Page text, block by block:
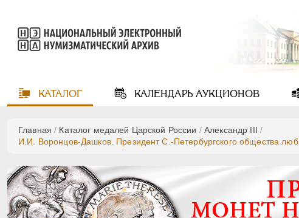
КАТАЛОГ КАЛЕНДАРЬАУКЦИОНОВ
Главная / Каталог медалей Царской России /Александр III /
И.И. Воронцов-Дашков. Президент С.-Петербургского общества